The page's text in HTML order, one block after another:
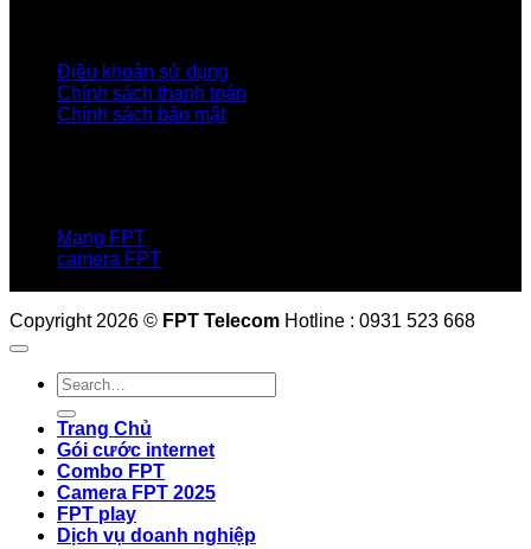
Điều khoản sử dụng
Chính sách thanh toán
Chính sách bảo mật
Mạng FPT
camera FPT
Copyright 2026 © FPT Telecom Hotline : 0931 523 668
Trang Chủ
Gói cước internet
Combo FPT
Camera FPT 2025
FPT play
Dịch vụ doanh nghiệp